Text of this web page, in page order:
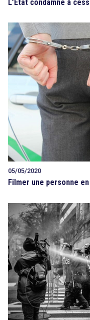
L’État condamné à
05/05/2020
Filmer une personne